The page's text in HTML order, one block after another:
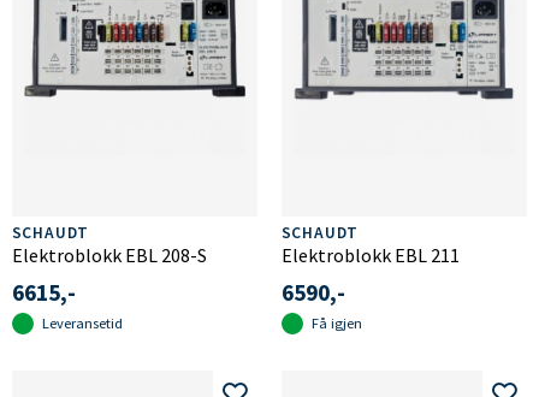
SCHAUDT
Elektroblokk EBL 208-S
6615,-
Leveransetid
SCHAUDT
Elektroblokk EBL 211
6590,-
Få igjen